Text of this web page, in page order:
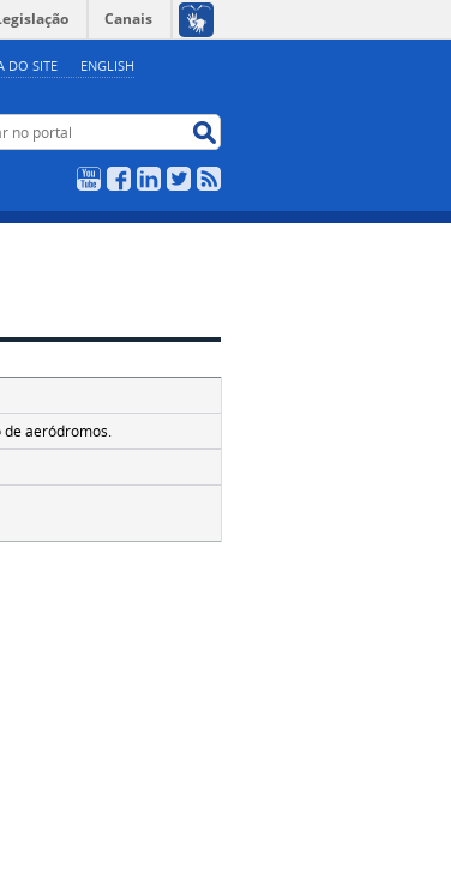
DO SITE ENGLISH
Canais
portal
YouTubeFacebookLinkedIn
Twitter
de aeródromos.